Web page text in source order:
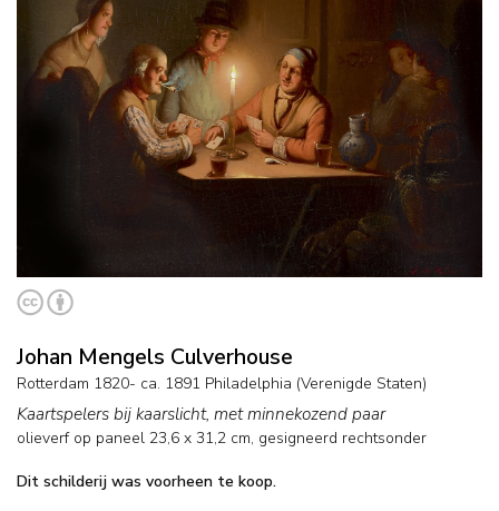
Johan Mengels Culverhouse
Rotterdam 1820- ca. 1891 Philadelphia (Verenigde Staten)
Kaartspelers bij kaarslicht, met minnekozend paar
olieverf op paneel 23,6 x 31,2 cm, gesigneerd rechtsonder
Dit schilderij was voorheen te koop.